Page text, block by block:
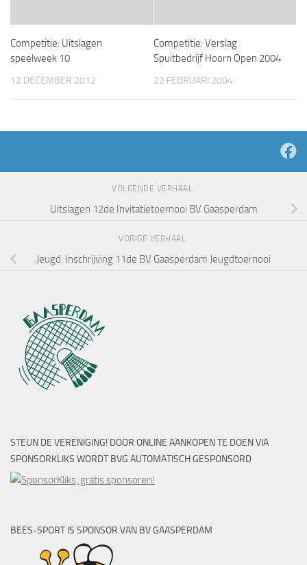
Competitie: Uitslagen
speelweek 10
12 DECEMBER 2012
Competitie: Verslag
Spuitbedrijf Hoorn Open 2004
22 FEBRUARI 2004
VOLGENDE VERHAAL
Uitslagen 12de Invitatietoernooi BV Gaasperdam
VORIGE VERHAAL
Jeugd: Inschrijving 11de BV Gaasperdam Jeugdtoernooi
STEUN DE VERENIGING! DOOR ONLINE AANKOPEN TE DOEN VIA
SPONSORKLIKS WORDT BVG AUTOMATISCH GESPONSORD
BEES-SPORT IS SPONSOR VAN BV GAASPERDAM